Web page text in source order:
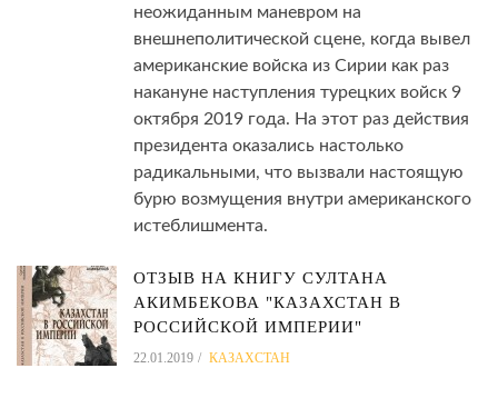
неожиданным маневром на
внешнеполитической сцене, когда вывел
американские войска из Сирии как раз
накануне наступления турецких войск 9
октября 2019 года. На этот раз действия
президента оказались настолько
радикальными, что вызвали настоящую
бурю возмущения внутри американского
истеблишмента.
ОТЗЫВ НА КНИГУ СУЛТАНА
АКИМБЕКОВА "КАЗАХСТАН В
РОССИЙСКОЙ ИМПЕРИИ"
22.01.2019 КАЗАХСТАН